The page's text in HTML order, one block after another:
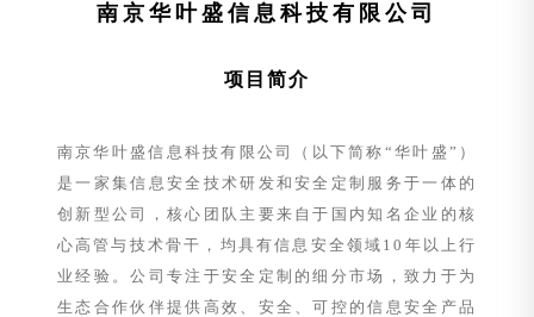
南京华叶盛信息科技有限公司
项目简介
南京华叶盛信息科技有限公司（以下简称“华叶盛”）
是一家集信息安全技术研发和安全定制服务于一体的
创新型公司，核心团队主要来自于国内知名企业的核
心高管与技术骨干，均具有信息安全领域10年以上行
业经验。公司专注于安全定制的细分市场，致力于为
生态合作伙伴提供高效、安全、可控的信息安全产品